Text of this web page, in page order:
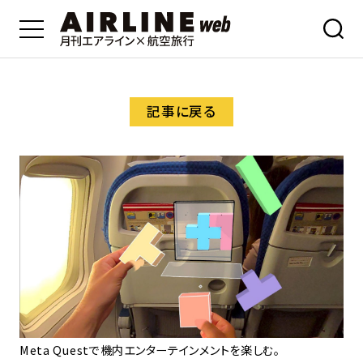
記事に戻る
Meta Questで機内エンターテインメントを楽しむ。